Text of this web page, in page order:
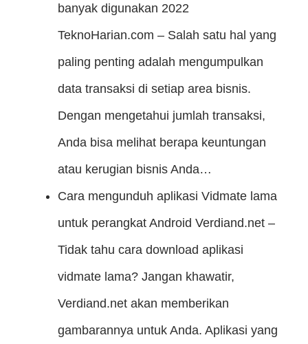
banyak digunakan 2022
TeknoHarian.com – Salah satu hal yang
paling penting adalah mengumpulkan
data transaksi di setiap area bisnis.
Dengan mengetahui jumlah transaksi,
Anda bisa melihat berapa keuntungan
atau kerugian bisnis Anda…
Cara mengunduh aplikasi Vidmate lama
untuk perangkat Android Verdiand.net –
Tidak tahu cara download aplikasi
vidmate lama? Jangan khawatir,
Verdiand.net akan memberikan
gambarannya untuk Anda. Aplikasi yang